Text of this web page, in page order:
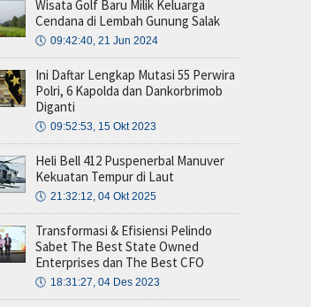
Wisata Golf Baru Milik Keluarga
Cendana di Lembah Gunung Salak
🕔 09:42:40, 21 Jun 2024
Ini Daftar Lengkap Mutasi 55 Perwira
Polri, 6 Kapolda dan Dankorbrimob
Diganti
🕔 09:52:53, 15 Okt 2023
Heli Bell 412 Puspenerbal Manuver
Kekuatan Tempur di Laut
🕔 21:32:12, 04 Okt 2025
Transformasi & Efisiensi Pelindo
Sabet The Best State Owned
Enterprises dan The Best CFO
🕔 18:31:27, 04 Des 2023